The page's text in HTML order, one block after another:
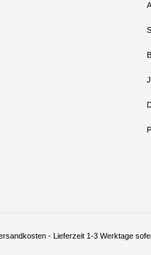
- Lieferzeit 1-3 Werktage